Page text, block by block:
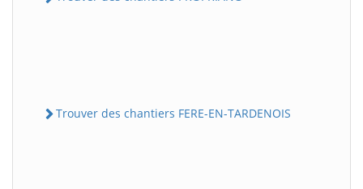
Trouver des chantiers FERE-EN-TARDENOIS